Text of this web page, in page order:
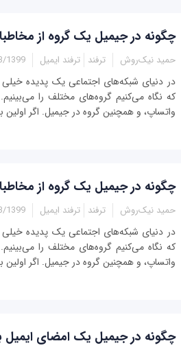
چگونه در جیمیل یک گروه از
حمید نیک‌روش ترفند ترفند ایمیل - 13:11
در دنیای شبکه‌های اجتماعی یک پدیده
که نگاه می‌کنیم گروه‌های مختلف را
واتساپ، و همچنین گروه در جیمیل. اگر
چگونه در جیمیل یک گروه از
حمید نیک‌روش ترفند ترفند ایمیل - 20:17
در دنیای شبکه‌های اجتماعی یک پدیده
که نگاه می‌کنیم گروه‌های مختلف را
واتساپ، و همچنین گروه در جیمیل. اگر
چگونه در جیمیل یک امضای ایمیل